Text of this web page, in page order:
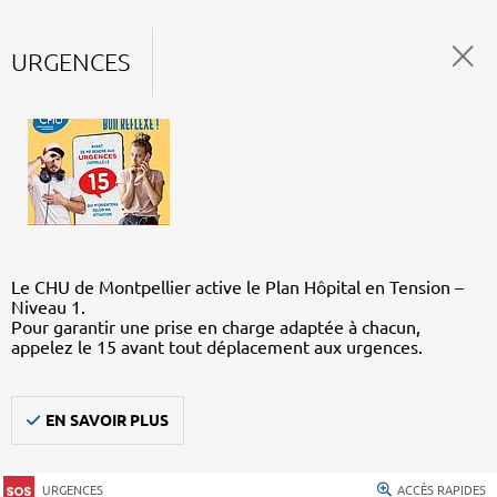
URGENCES
Le CHU de Montpellier active le Plan Hôpital en Tension –
Niveau 1.
Pour garantir une prise en charge adaptée à chacun,
appelez le 15 avant tout déplacement aux urgences.
EN SAVOIR PLUS
URGENCES ACCÈS RAPIDES